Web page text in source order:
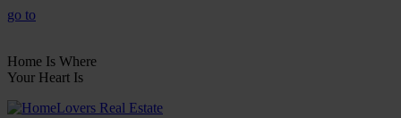
go to
Home Is Where
Your Heart Is